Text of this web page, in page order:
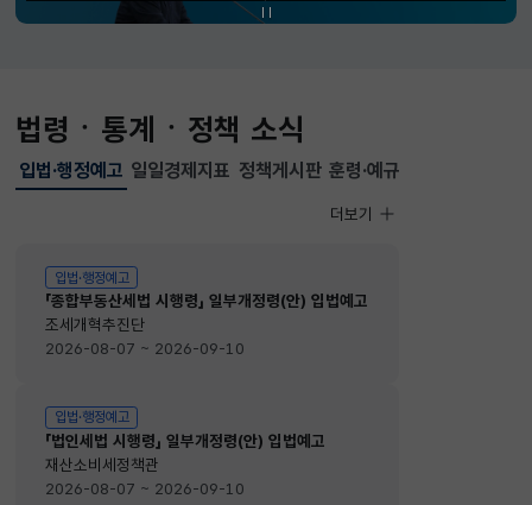
법령ㆍ통계ㆍ정책 소식
입법·행정예고
선택됨
입법·행정예고
입법·행정예고
「종합부동산세법 시행령」 일부개정령(안) 입법예고
조세개혁추진단
2026-08-07 ~ 2026-09-10
입법·행정예고
「법인세법 시행령」 일부개정령(안) 입법예고
재산소비세정책관
2026-08-07 ~ 2026-09-10
입법·행정예고
더보기
일일경제지표 정책게시판 훈령·예규